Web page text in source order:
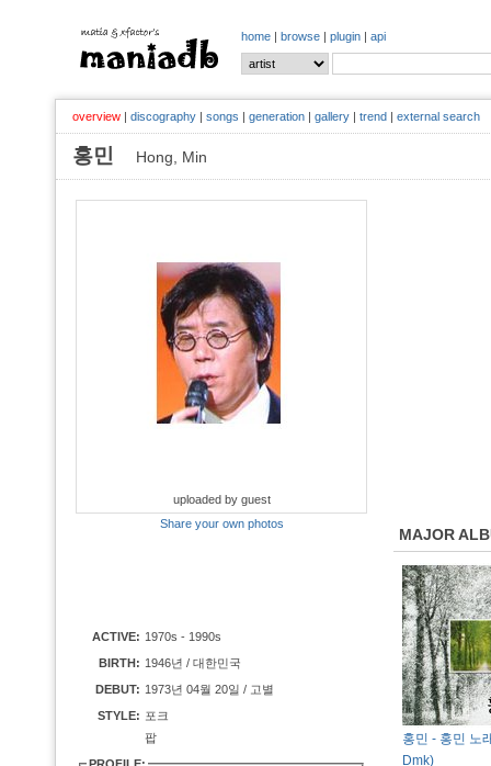
home | browse | plugin | api
overview | discography | songs | generation | gallery | trend | external search
홍민 Hong, Min
uploaded by guest
Share your own photos
ACTIVE: 1970s - 1990s
BIRTH: 1946년 / 대한민국
DEBUT: 1973년 04월 20일 / 고별
STYLE: 포크
팝
MAJOR
홍민 - 홍민 노
Dmk)